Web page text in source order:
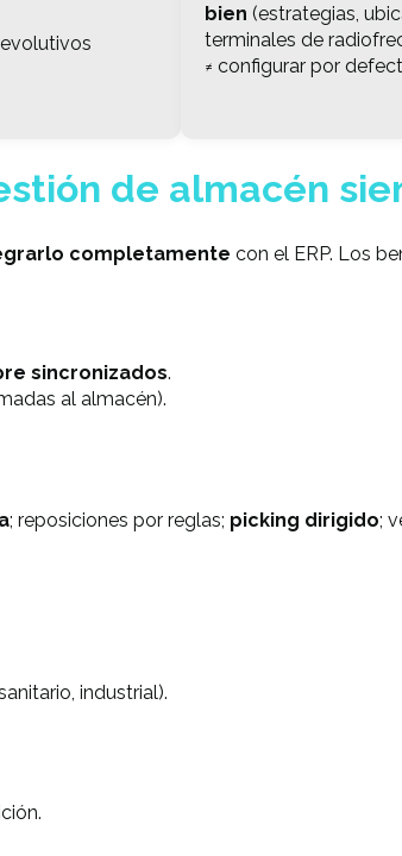
bien (estrategias,
terminales de
≠ configurar por
de almacén
completamente con el ERP. Los
sincronizados.
al almacén).
; reposiciones por reglas; picking dirigido;
industrial).